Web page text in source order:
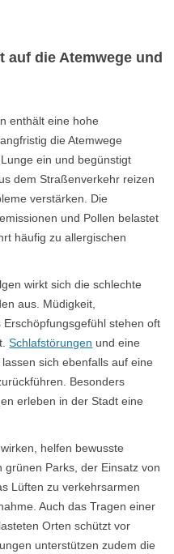
die Atemwege und
enthält eine hohe
die Atemwege
ein und begünstigt
dem Straßenverkehr reizen
verstärken. Die
und Pollen belastet
häufig zu allergischen
wirkt sich die schlechte
aus. Müdigkeit,
stehen oft
Schlafstörungen und eine
sich ebenfalls auf eine
Besonders
erleben in der Stadt eine
helfen bewusste
grünen Parks, der Einsatz von
Lüften zu verkehrsarmen
Auch das Tragen einer
Orten schützt vor
unterstützen zudem die